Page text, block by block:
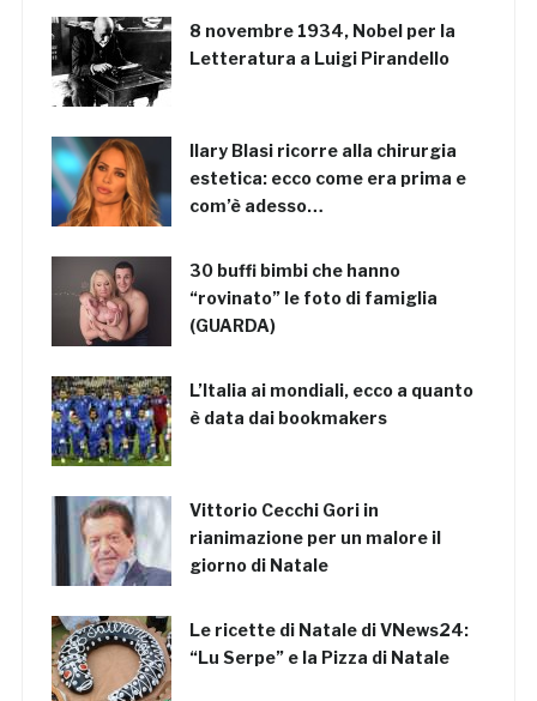
8 novembre 1934, Nobel per la
Letteratura a Luigi Pirandello
Ilary Blasi ricorre alla chirurgia
estetica: ecco come era prima e
com’è adesso…
30 buffi bimbi che hanno
“rovinato” le foto di famiglia
(GUARDA)
L’Italia ai mondiali, ecco a quanto
è data dai bookmakers
Vittorio Cecchi Gori in
rianimazione per un malore il
giorno di Natale
Le ricette di Natale di VNews24:
“Lu Serpe” e la Pizza di Natale